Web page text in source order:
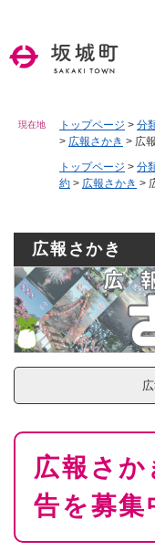
現在地 トップページ > 分
> 広報さかき > 広
トップページ > 分
約 > 広報さかき >
広報さかき
本
広報さ
告を募集